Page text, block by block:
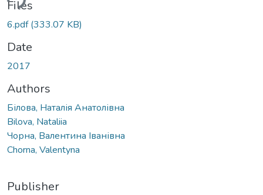
Files
6.pdf(333.07 KB)
Date
2017
Authors
Білова, Наталія Анатолівна
Bilova, Nataliia
Чорна, Валентина Іванівна
Chorna, Valentyna
Publisher